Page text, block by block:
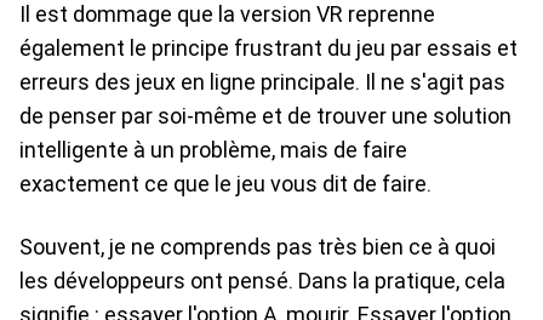
Il est dommage que la version VR reprenne
également le principe frustrant du jeu par essais et
erreurs des jeux en ligne principale. Il ne s'agit pas
de penser par soi-même et de trouver une solution
intelligente à un problème, mais de faire
exactement ce que le jeu vous dit de faire.
Souvent, je ne comprends pas très bien ce à quoi
les développeurs ont pensé. Dans la pratique, cela
signifie : essayer l'option A, mourir. Essayer l'option